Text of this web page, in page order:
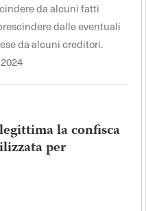
da alcuni fatti
dalle eventuali
da alcuni creditori.
la confisca
per